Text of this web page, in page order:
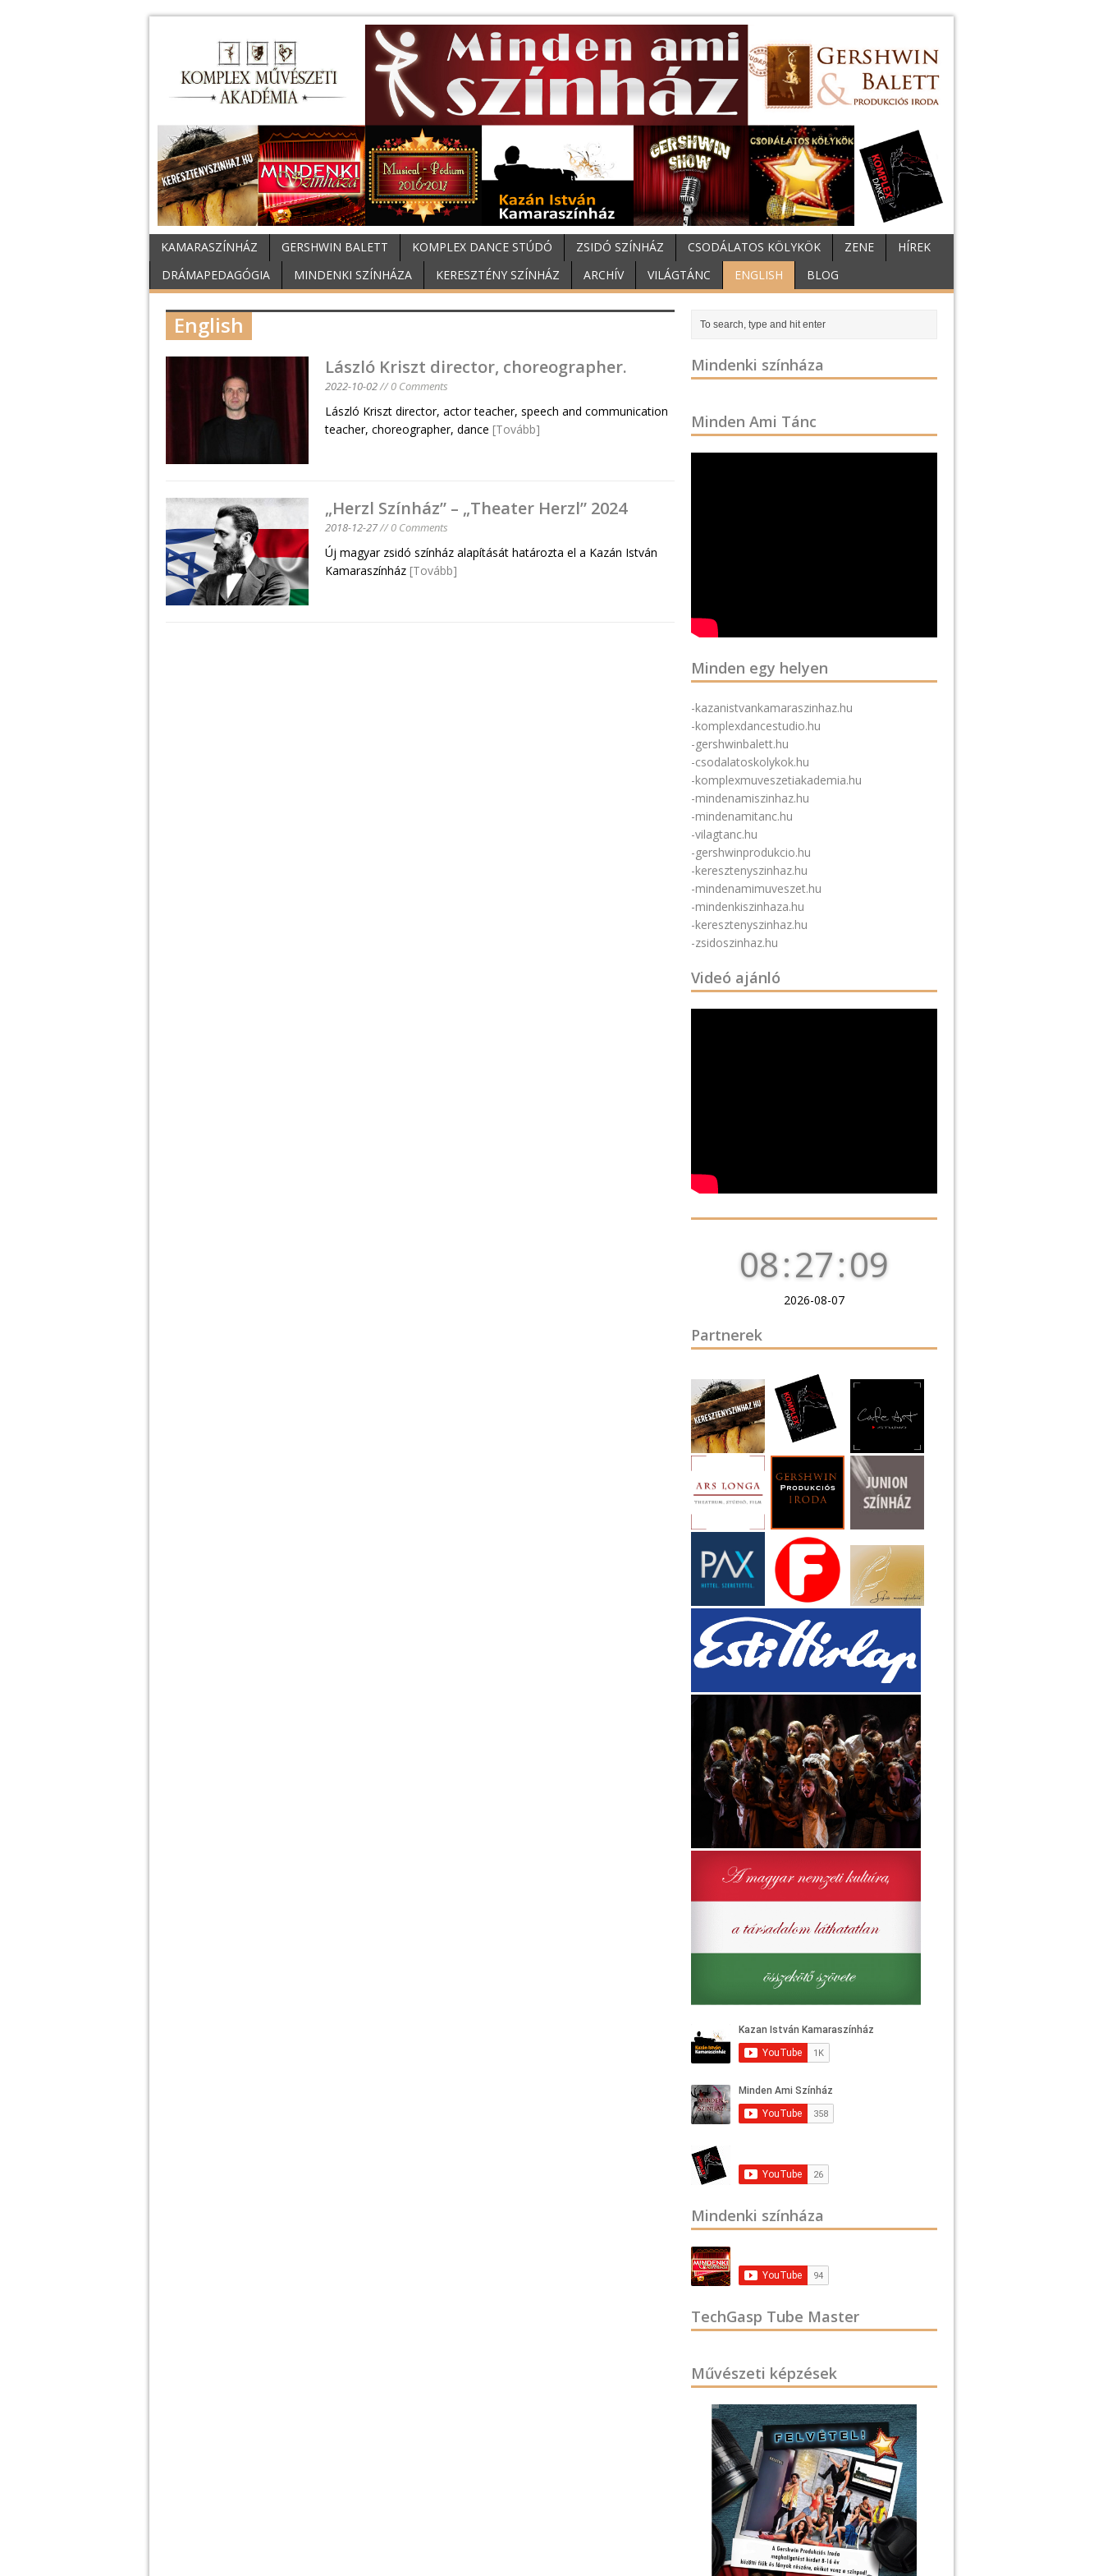
KAMARASZÍNHÁZ GERSHWIN BALETT KOMPLEX DANCE STÚDÓ ZSIDÓ SZÍNHÁZ CSODÁLATOS KÖLYKÖK ZENE
HÍREK
DRÁMAPEDAGÓGIA
MINDENKI SZÍNHÁZA KERESZTÉNY SZÍNHÁZ ARCHÍV VILÁGTÁNC ENGLISH BLOG
English
László Kriszt director, choreographer.
2022-10-02// 0 Comments
László Kriszt director, actor teacher, speech and communication
teacher, choreographer, dance [Tovább]
„Herzl Színház” – „Theater Herzl” 2024
2018-12-27// 0 Comments
Új magyar zsidó színház alapítását határozta el a Kazán István
Kamaraszínház [Tovább]
Mindenki színháza
Minden Ami Tánc
Minden egy helyen
-kazanistvankamaraszinhaz.hu
-komplexdancestudio.hu
-gershwinbalett.hu
-csodalatoskolykok.hu
-komplexmuveszetiakademia.hu
-mindenamiszinhaz.hu
-mindenamitanc.hu
-vilagtanc.hu
-gershwinprodukcio.hu
-keresztenyszinhaz.hu
-mindenamimuveszet.hu
-mindenkiszinhaza.hu
-keresztenyszinhaz.hu
-zsidoszinhaz.hu
Videó ajánló
08:27:10
2026-08-07
Partnerek
Mindenki színháza
TechGasp Tube Master
Művészeti képzések